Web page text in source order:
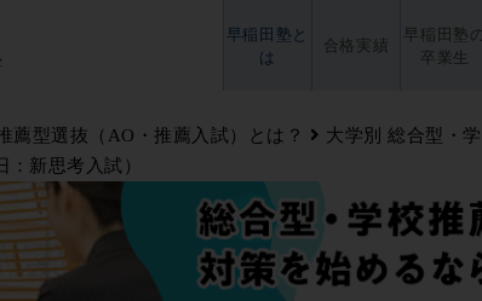
早稲田塾と
は
合格実績
早稲田塾
卒業生
薦型選抜（AO・推薦入試）とは？ 大学別 総合型・
新思考入試）